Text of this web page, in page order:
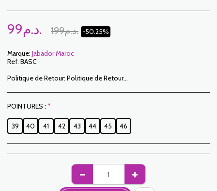
99 د.م. 199 د.م. -50.25%
Marque: Jabador Maroc
Ref: BASC
Politique de Retour: Politique de Retour: Le Client dispose d’un délai de 7 jours ouvrables à compter de la date de réception pour retourner des articles commandés soit pour être remboursé soit pour un échange. Seuls les articles retournés dans les délais, dans leur emballage d’origine, non-lavés, non-portés pourront faire l’objet d’un échange. Pour faire un retour, prière de nous notifier aux adresses suivantes : jabadormaroc17@gmail.com/ jabador.maroc@gmail.com Chaque échange ou retour doit être accompagné de votre numéro de téléphone ainsi que de votre souhait d’échange. Les frais de retour sont à la charge du Client. Le Client devra organiser le transport par ses propres moyens . En cas de retour, et après réception de la marchandise par JABADOR MAROC , le client sera remboursé dans un délai de 10 jours. Les cas ou les produits peuvent être échangés : – Erreur de la taille commandée (taille livrée différente de la taille commandée) – Erreur sur la couleur commandée (couleur livrée différente de la taille commandée) Les cas ou les produits peuvent être remboursées : – Erreur de la taille ou de la couleur commandée suivi d’une rupture de stock – Dans les cas précités les produits doivent nous être retournés dans l’état dans lequel vous les avez reçus avec l’ensemble des éléments (accessoires, emballage, notice…). Le remboursement se fera par versement ou virement bancaire. Les produits en solde ou en promotion ne peuvent faire l’objet d’un retour ou échange.
POINTURES : *
39 40 41 42 43 44 45 46